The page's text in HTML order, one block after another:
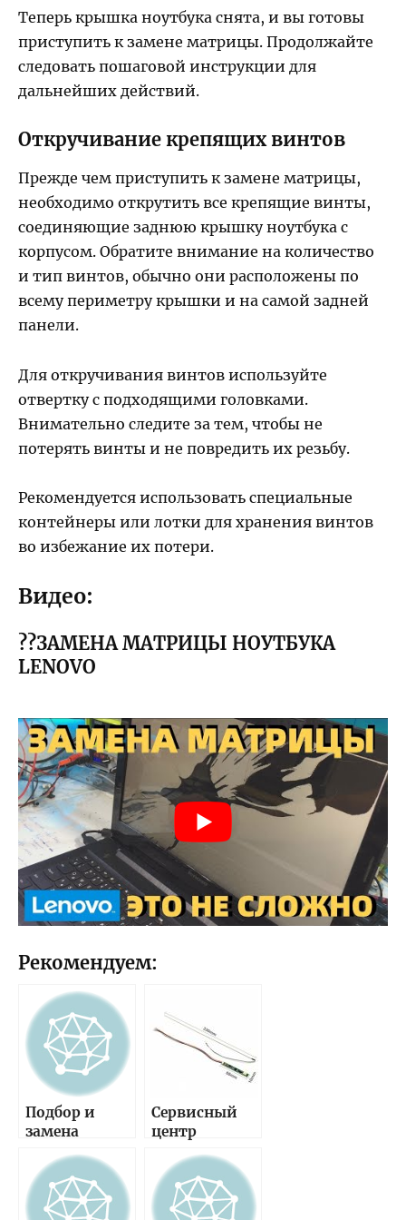
Теперь крышка ноутбука снята, и вы готовы
приступить к замене матрицы. Продолжайте
следовать пошаговой инструкции для
дальнейших действий.
Откручивание крепящих винтов
Прежде чем приступить к замене матрицы,
необходимо открутить все крепящие винты,
соединяющие заднюю крышку ноутбука с
корпусом. Обратите внимание на количество
и тип винтов, обычно они расположены по
всему периметру крышки и на самой задней
панели.
Для откручивания винтов используйте
отвертку с подходящими головками.
Внимательно следите за тем, чтобы не
потерять винты и не повредить их резьбу.
Рекомендуется использовать специальные
контейнеры или лотки для хранения винтов
во избежание их потери.
Видео:
??ЗАМЕНА МАТРИЦЫ НОУТБУКА
LENOVO
Рекомендуем:
Подбор и
замена
ноутбука —
важные
аспекты и
Сервисный
центр
замену
матрицы с
ламповой